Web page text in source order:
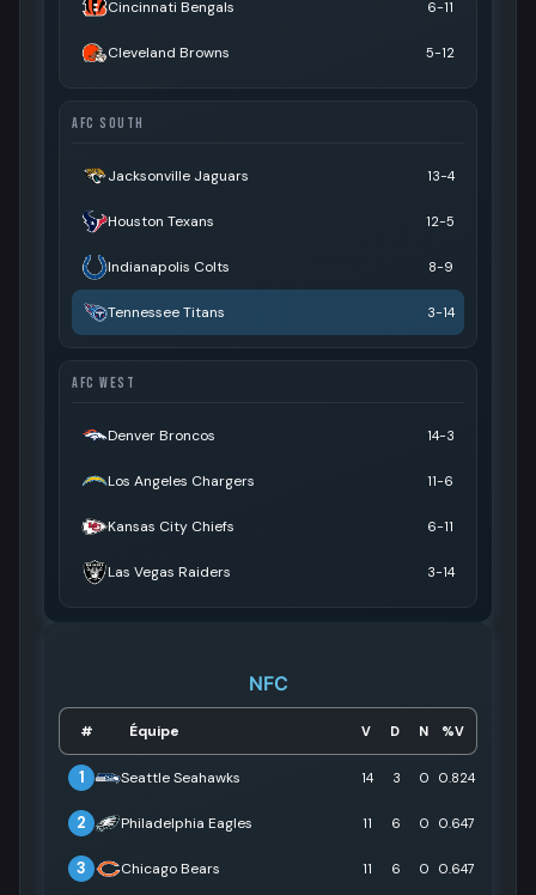
Cincinnati Bengals 6-11
Cleveland Browns 5-12
AFC SOUTH
Jacksonville Jaguars 13-4
Houston Texans 12-5
Indianapolis Colts 8-9
Tennessee Titans 3-14
AFC WEST
Denver Broncos 14-3
Los Angeles Chargers 11-6
Kansas City Chiefs 6-11
Las Vegas Raiders 3-14
NFC
# Équipe V D N %V
1 Seattle Seahawks 14 3 0 0.824
2 Philadelphia Eagles 11 6 0 0.647
3 Chicago Bears 11 6 0 0.647